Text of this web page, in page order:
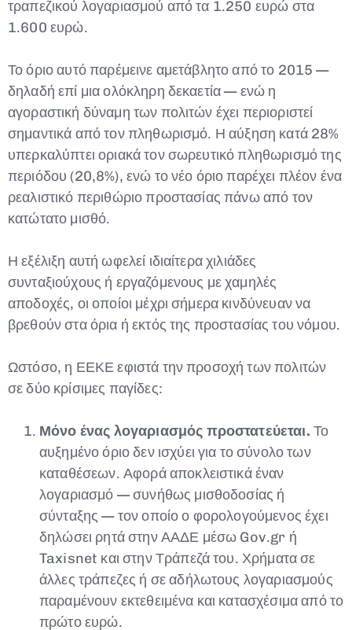
τραπεζικού λογαριασμού από τα 1.250 ευρώ στα
1.600 ευρώ.
Το όριο αυτό παρέμεινε αμετάβλητο από το 2015 —
δηλαδή επί μια ολόκληρη δεκαετία — ενώ η
αγοραστική δύναμη των πολιτών έχει περιοριστεί
σημαντικά από τον πληθωρισμό. Η αύξηση κατά 28%
υπερκαλύπτει οριακά τον σωρευτικό πληθωρισμό της
περιόδου (20,8%), ενώ το νέο όριο παρέχει πλέον ένα
ρεαλιστικό περιθώριο προστασίας πάνω από τον
κατώτατο μισθό.
Η εξέλιξη αυτή ωφελεί ιδιαίτερα χιλιάδες
συνταξιούχους ή εργαζόμενους με χαμηλές
αποδοχές, οι οποίοι μέχρι σήμερα κινδύνευαν να
βρεθούν στα όρια ή εκτός της προστασίας του νόμου.
Ωστόσο, η ΕΕΚΕ εφιστά την προσοχή των πολιτών
σε δύο κρίσιμες παγίδες:
Μόνο ένας λογαριασμός προστατεύεται. Το
αυξημένο όριο δεν ισχύει για το σύνολο των
καταθέσεων. Αφορά αποκλειστικά έναν
λογαριασμό — συνήθως μισθοδοσίας ή
σύνταξης — τον οποίο ο φορολογούμενος έχει
δηλώσει ρητά στην ΑΑΔΕ μέσω Gov.gr ή
Taxisnet και στην Τράπεζά του. Χρήματα σε
άλλες τράπεζες ή σε αδήλωτους λογαριασμούς
παραμένουν εκτεθειμένα και κατασχέσιμα από το
πρώτο ευρώ.